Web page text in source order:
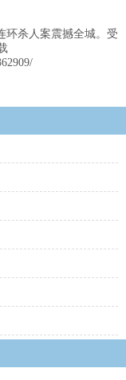
环杀人案震撼全城。受